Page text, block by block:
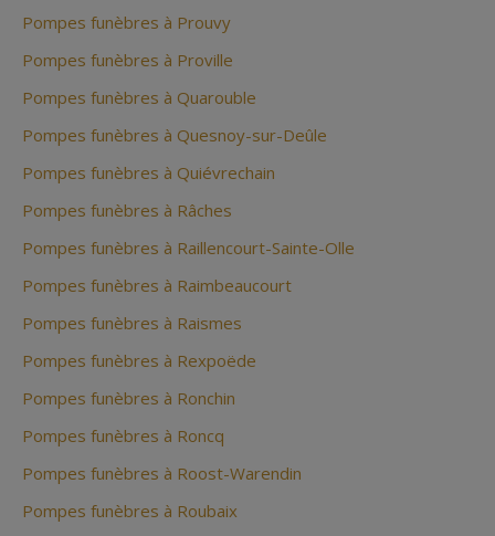
Pompes funèbres à Prouvy
Pompes funèbres à Proville
Pompes funèbres à Quarouble
Pompes funèbres à Quesnoy-sur-Deûle
Pompes funèbres à Quiévrechain
Pompes funèbres à Râches
Pompes funèbres à Raillencourt-Sainte-Olle
Pompes funèbres à Raimbeaucourt
Pompes funèbres à Raismes
Pompes funèbres à Rexpoëde
Pompes funèbres à Ronchin
Pompes funèbres à Roncq
Pompes funèbres à Roost-Warendin
Pompes funèbres à Roubaix